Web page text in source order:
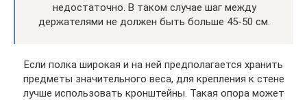
недостаточно. В таком случае шаг между
держателями не должен быть больше 45-50 см.
Если полка широкая и на ней предполагается хранить
предметы значительного веса, для крепления к стене
лучше использовать кронштейны. Такая опора может